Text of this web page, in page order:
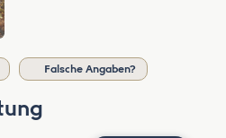
Falsche Angaben?